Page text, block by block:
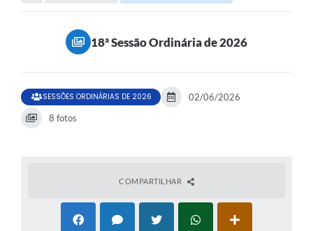
18ª Sessão Ordinária de 2026
SESSÕES ORDINÁRIAS DE 2026
02/06/2026
8 fotos
COMPARTILHAR